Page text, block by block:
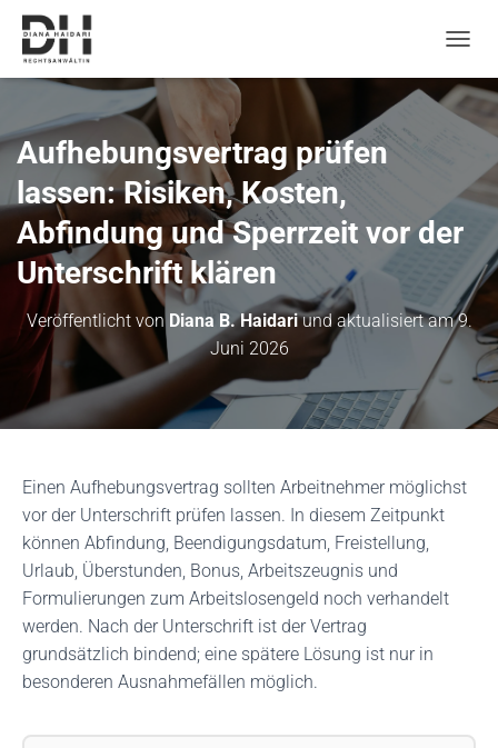
a
v
i
o
n
m
s
c
Aufhebungsvertrag prüfen
lassen: Risiken, Kosten,
Abfindung und Sperrzeit vor der
Unterschrift klären
Veröffentlicht von Diana B. Haidariund aktualisiert am9.
Juni 2026
Einen Aufhebungsvertrag sollten Arbeitnehmer möglichst
vor der Unterschrift prüfen lassen. In diesem Zeitpunkt
können Abfindung, Beendigungsdatum, Freistellung,
Urlaub, Überstunden, Bonus, Arbeitszeugnis und
Formulierungen zum Arbeitslosengeld noch verhandelt
werden. Nach der Unterschrift ist der Vertrag
grundsätzlich bindend; eine spätere Lösung ist nur in
besonderen Ausnahmefällen möglich.